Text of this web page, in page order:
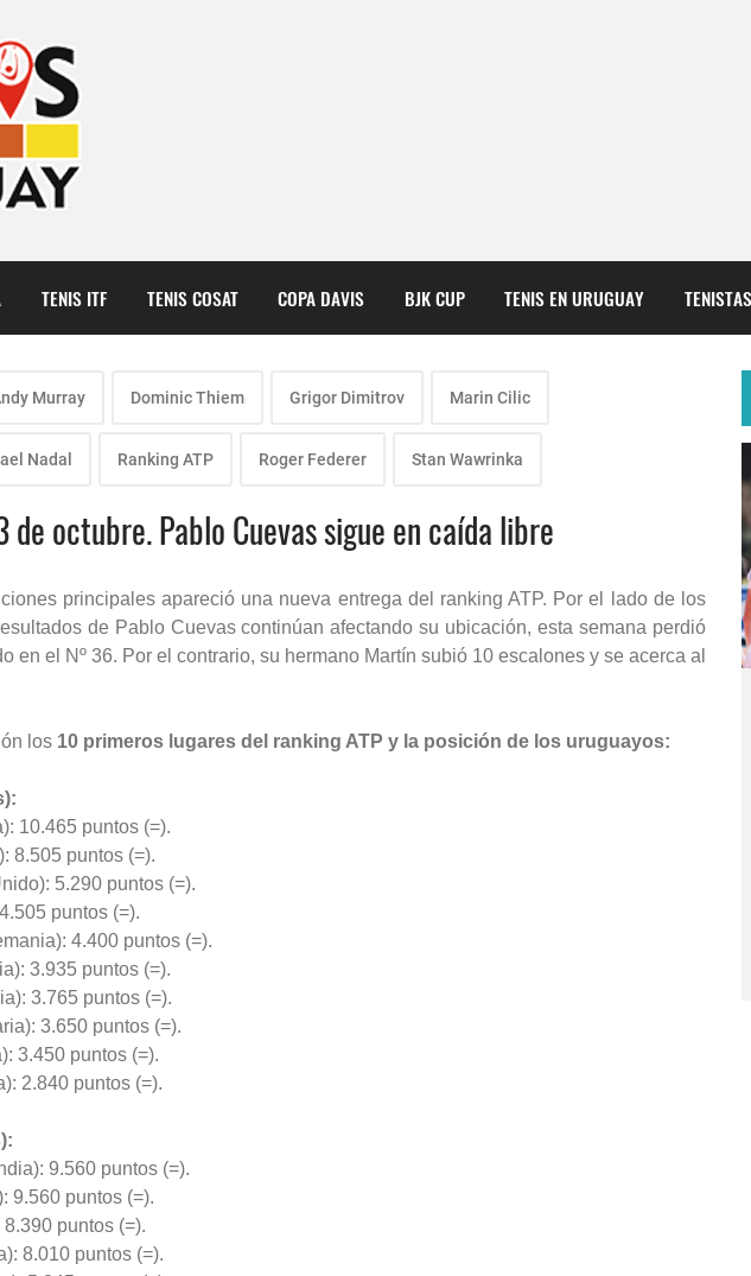
TENIS ITF TENIS COSAT COPA DAVIS BJK CUP TENIS EN URUGUAY
Murray Dominic Thiem Grigor Dimitrov Marin Cilic
Nadal Ranking ATP Roger Federer Stan Wawrinka
de octubre. Pablo Cuevas sigue en caída libre
principales apareció una nueva entrega del ranking ATP. Por el lado de los
de Pablo Cuevas continúan afectando su ubicación, esta semana perdió
en el Nº 36. Por el contrario, su hermano Martín subió 10 escalones y se acerca al
los 10 primeros lugares del ranking ATP y la posición de los uruguayos:
10.465 puntos (=).
8.505 puntos (=).
5.290 puntos (=).
puntos (=).
4.400 puntos (=).
3.935 puntos (=).
3.765 puntos (=).
3.650 puntos (=).
3.450 puntos (=).
2.840 puntos (=).
9.560 puntos (=).
9.560 puntos (=).
puntos (=).
8.010 puntos (=).